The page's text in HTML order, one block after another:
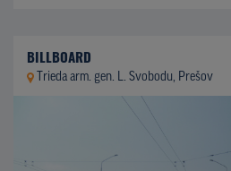
BILLBOARD
Trieda arm. gen. L. Svobodu, Prešov